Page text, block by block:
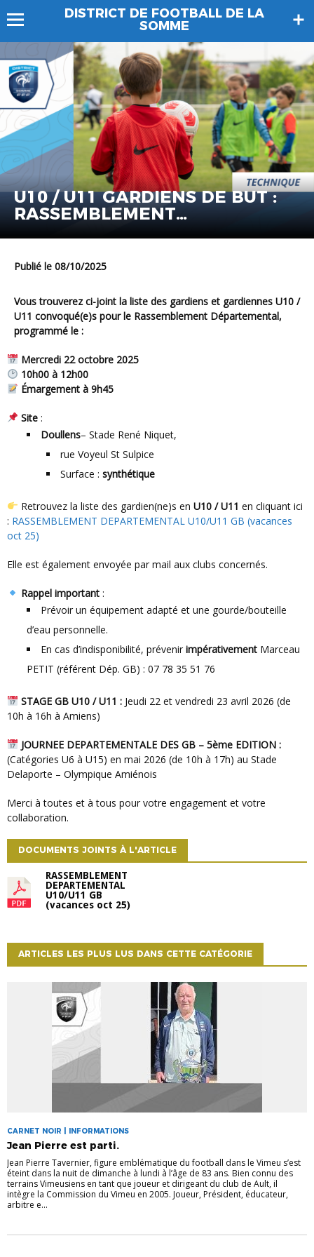
DISTRICT DE FOOTBALL DE LA
SOMME
U10 / U11 GARDIENS DE BUT :
RASSEMBLEMENT
DEPARTEMENTAL
Publié le 08/10/2025
Vous trouverez ci-joint la liste des gardiens et gardiennes U10 /
U11 convoqué(e)s pour le Rassemblement Départemental,
programmé le :
Mercredi 22 octobre 2025
10h00 à 12h00
Émargement à 9h45
Site:
Doullens– Stade René Niquet,
rue Voyeul St Sulpice
Surface : synthétique
Retrouvez la liste des gardien(ne)s en U10 / U11 en cliquant ici
: RASSEMBLEMENT DEPARTEMENTAL U10/U11 GB (vacances
oct 25)
Elle est également envoyée par mail aux clubs concernés.
Rappel important:
Prévoir un équipement adapté et une gourde/bouteille
d’eau personnelle.
En cas d’indisponibilité, prévenir impérativement Marceau
PETIT (référent Dép. GB) : 07 78 35 51 76
STAGE GB U10 / U11 :Jeudi 22 et vendredi 23 avril 2026 (de
10h à 16h à Amiens)
JOURNEE DEPARTEMENTALE DES GB – 5ème EDITION :
(Catégories U6 à U15) en mai 2026 (de 10h à 17h) au Stade
Delaporte – Olympique Amiénois
Merci à toutes et à tous pour votre engagement et votre
collaboration.
DOCUMENTS JOINTS À L'ARTICLE
RASSEMBLEMENT
DEPARTEMENTAL
U10/U11 GB
(vacances oct 25)
ARTICLES LES PLUS LUS DANS CETTE CATÉGORIE
CARNET NOIR | INFORMATIONS
Jean Pierre est parti.
Jean Pierre Tavernier, figure emblématique du football dans le Vimeu s’est
éteint dans la nuit de dimanche à lundi à l’âge de 83 ans. Bien connu des
terrains Vimeusiens en tant que joueur et dirigeant du club de Ault, il
intègre la Commission du Vimeu en 2005. Joueur, Président, éducateur,
arbitre e...